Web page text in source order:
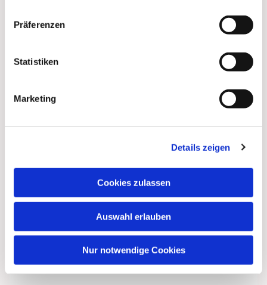
Präferenzen
Statistiken
Marketing
Details zeigen
Cookies zulassen
Auswahl erlauben
Nur notwendige Cookies
interessieren